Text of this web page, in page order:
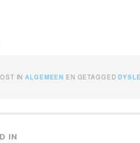
INALGEMEEN EN GETAGGED
IN